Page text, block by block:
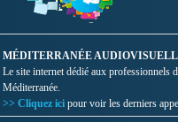
MÉDITERRANÉE
Le site internet dédié aux professionnels
Méditerranée.
>> Cliquez ici pour voir les derniers